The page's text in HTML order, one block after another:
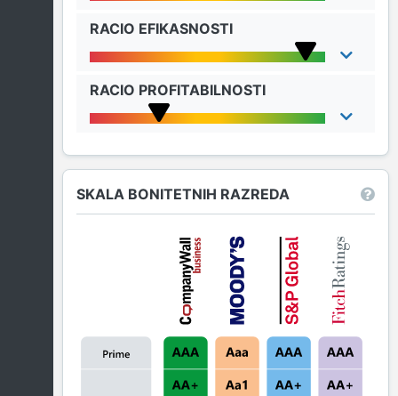
RACIO EFIKASNOSTI
RACIO PROFITABILNOSTI
SKALA BONITETNIH RAZREDA